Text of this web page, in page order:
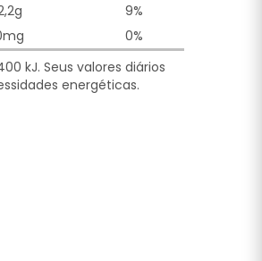
9%
0%
kJ. Seus valores diários
energéticas.